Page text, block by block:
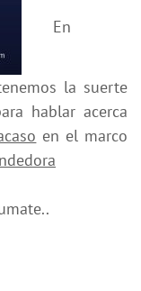
En
la suerte
hablar acerca
en el marco
ndedora